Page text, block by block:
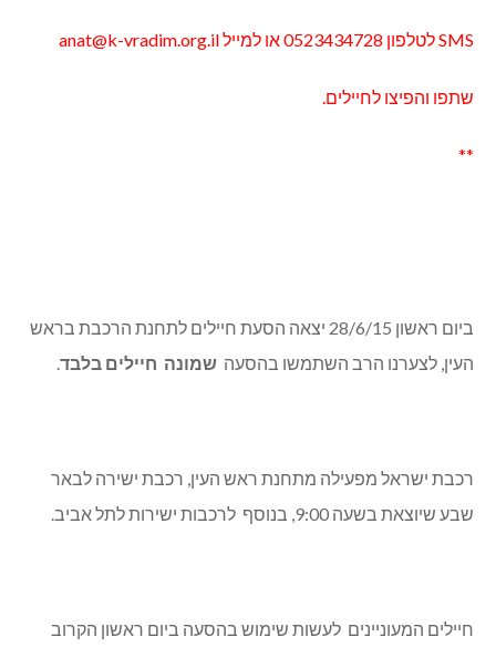
SMSלטלפון 0523434728 או למייל anat@k-vradim.org.il
שתפו והפיצו לחיילים.
**
ביום ראשון 28/6/15 יצאה הסעת חיילים לתחנת הרכבת בראש
העין, לצערנו הרב השתמשו בהסעה שמונה חיילים בלבד
רכבת ישראל מפעילה מתחנת ראש העין, רכבת ישירה לבאר
שבע שיוצאת בשעה 9:00, בנוסף לרכבות ישירות לתל אביב.
חיילים המעוניינים לעשות שימוש בהסעה ביום ראשון הקרוב